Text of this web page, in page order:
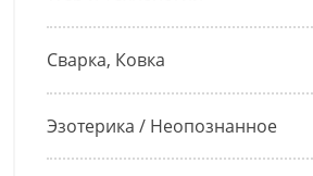
Сварка, Ковка
Эзотерика / Неопознанное